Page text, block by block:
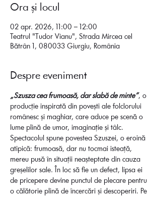
Ora și locul
02 apr. 2026, 11:00 – 12:00
Teatrul "Tudor Vianu", Strada Mircea cel
Bătrân 1, 080033 Giurgiu, România
Despre eveniment
„Szusza cea frumoasă, dar slabă de minte”, o
producție inspirată din povești ale folclorului
românesc și maghiar, care aduce pe scenă o
lume plină de umor, imaginație și tâlc.
Spectacolul spune povestea Szuszei, o eroină
atipică: frumoasă, dar nu tocmai isteață,
mereu pusă în situații neașteptate din cauza
greșelilor sale. În loc să fie un defect, lipsa ei
de pricepere devine punctul de plecare pentru
o călătorie plină de încercări și descoperiri. Pe